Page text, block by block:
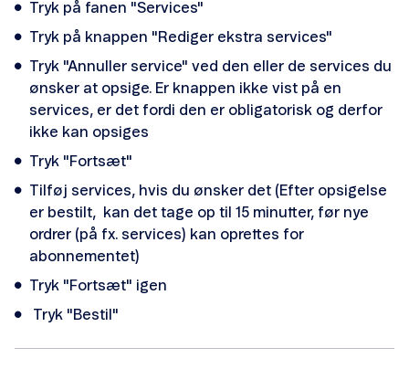
SIM Transfer
Telefonsvarer
Tryk på fanen "Services"
Tryk på knappen "Rediger ekstra services"
Tryk "Annuller service" ved den eller de services du
ønsker at opsige. Er knappen ikke vist på en
services, er det fordi den er obligatorisk og derfor
ikke kan opsiges
Tryk "Fortsæt"
Tilføj services, hvis du ønsker det (Efter opsigelse
er bestilt, kan det tage op til 15 minutter, før nye
ordrer (på fx. services) kan oprettes for
abonnementet)
Tryk "Fortsæt" igen
Tryk "Bestil"